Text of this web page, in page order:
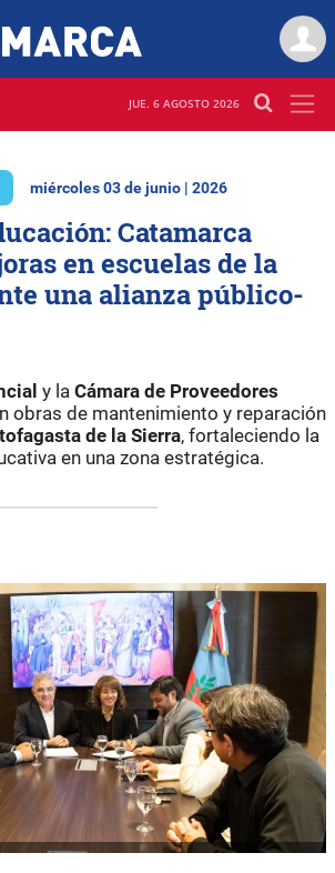
JUE. 6 AGOSTO 2026
miércoles 03 de junio | 2026
Catamarca
en escuelas de la
una alianza público-
y la Cámara de Proveedores
obras de mantenimiento y reparación
de la Sierra, fortaleciendo la
en una zona estratégica.